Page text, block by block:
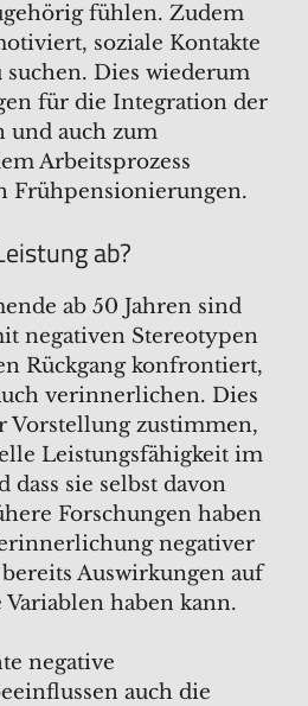
fühlen. Zudem
soziale Kontakte
suchen. Dies wiederum
für die Integration der
und auch zum
Arbeitsprozess
Frühpensionierungen.
ab?
ab 50 Jahren sind
negativen Stereotypen
Rückgang konfrontiert,
verinnerlichen. Dies
Vorstellung zustimmen,
Leistungsfähigkeit im
sie selbst davon
Forschungen haben
negativer
Auswirkungen auf
haben kann.
negative
auch die